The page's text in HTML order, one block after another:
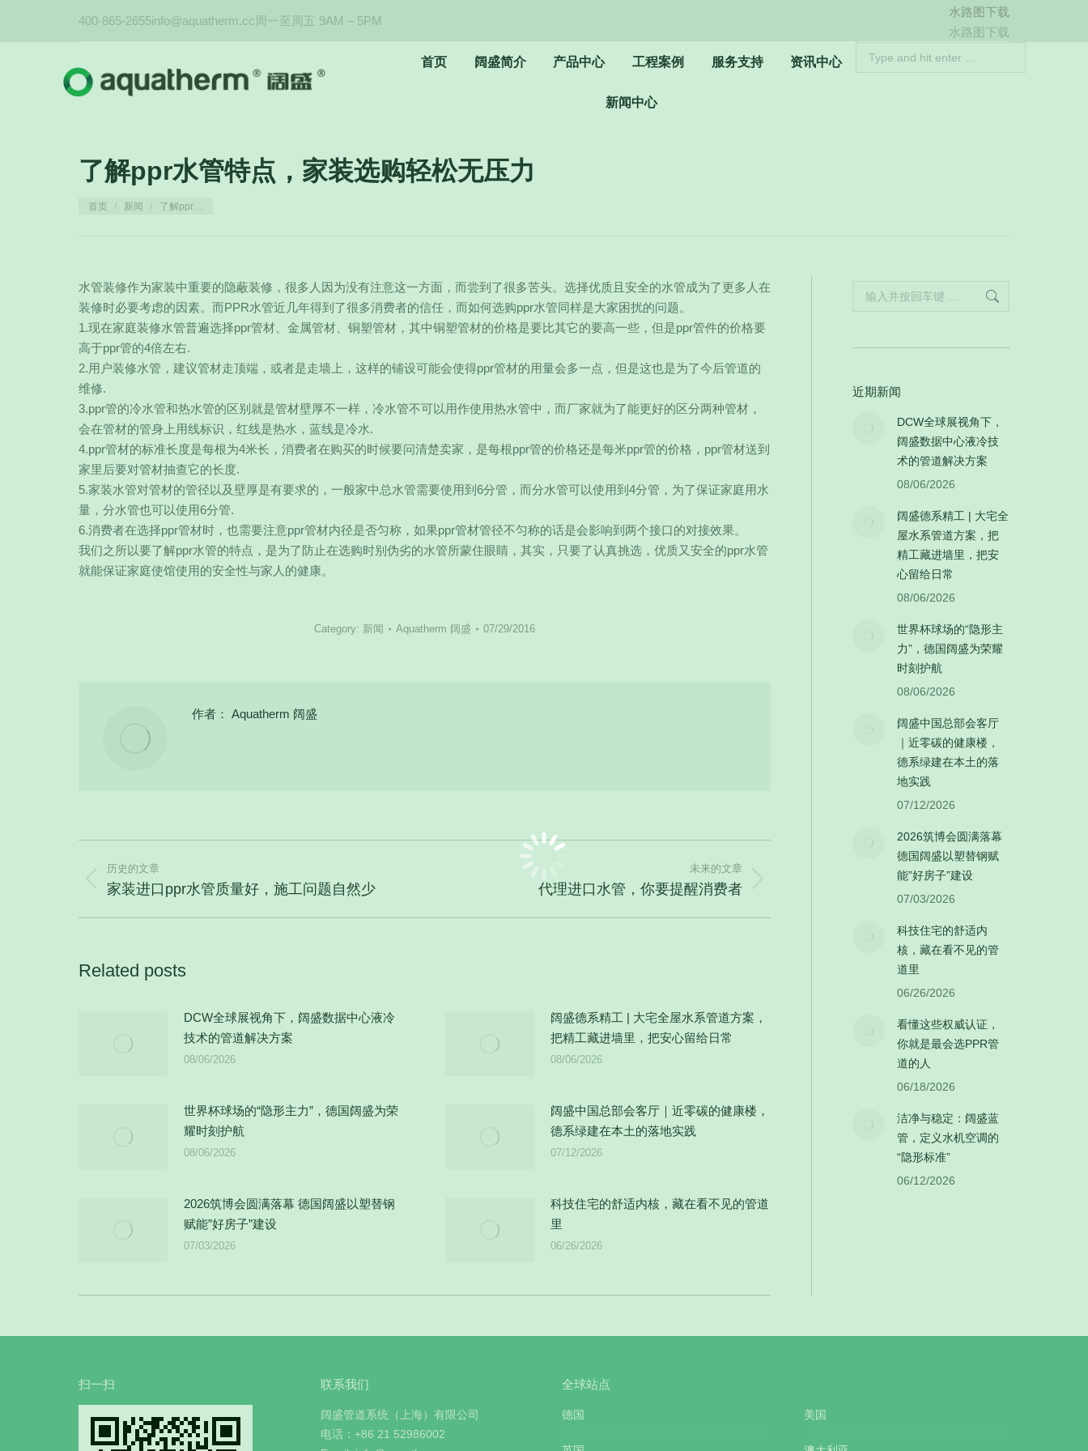
400-865-2655info@aquatherm.cc 周一至周五 9AM – 5PM
水路图下载
水路图下载
首页 阔盛简介 产品中心 工程案例 服务支持 资讯中心
新闻中心
Search:
了解ppr水管特点，家装选购轻松无压力
您在这里：
首页 新闻 了解ppr…
水管装修作为家装中重要的隐蔽装修，很多人因为没有注意这一方面，而尝到了很多苦头。选择优质且安全的水管成为了更多人在
装修时必要考虑的因素。而PPR水管近几年得到了很多消费者的信任，而如何选购ppr水管同样是大家困扰的问题。
1.现在家庭装修水管普遍选择ppr管材、金属管材、铜塑管材，其中铜塑管材的价格是要比其它的要高一些， 但是ppr管件的价格要
高于ppr管的4倍左右.
2.用户装修水管，建议管材走顶端，或者是走墙上，这样的铺设可能会使得ppr管材的用量会多一点，但是这也是为了今后管道的
维修.
3.ppr管的冷水管和热水管的区别就是管材壁厚不一样，冷水管不可以用作使用热水管中，而厂家就为了能更好的区分两种管材，
会在管材的管身上用线标识，红线是热水，蓝线是冷水.
4.ppr管材的标准长度是每根为4米长，消费者在购买的时候要问清楚卖家，是每根ppr管的价格还是每米ppr管的价格，ppr管材送到
家里后要对管材抽查它的长度.
5.家装水管对管材的管径以及壁厚是有要求的，一般家中总水管需要使用到6分管，而分水管可以使用到4分管，为了保证家庭用水
量，分水管也可以使用6分管.
6.消费者在选择ppr管材时，也需要注意ppr管材内径是否匀称，如果ppr管材管径不匀称的话是会影响到两个接口的对接效果。
我们之所以要了解ppr水管的特点，是为了防止在选购时别伪劣的水管所蒙住眼睛，其实，只要了认真挑选，优质又安全的ppr水管
就能保证家庭使馆使用的安全性与家人的健康。
Category: 新闻 Aquatherm 阔盛 07/29/2016
作者： Aquatherm 阔盛
航
历史的文章
历
章：
家装进口ppr水管质量好，施工问题自然少
未来的文章
代理进口水管，你要提醒消费者
Related posts
DCW全球展视角下，阔盛数据中心液冷
技术的管道解决方案
08/06/2026
阔盛德系精工 | 大宅全屋水系管道方案，
把精工藏进墙里，把安心留给日常
08/06/2026
世界杯球场的“隐形主力”，德国阔盛为荣
耀时刻护航
08/06/2026
阔盛中国总部会客厅｜近零碳的健康楼，
德系绿建在本土的落地实践
07/12/2026
2026筑博会圆满落幕 德国阔盛以塑替钢
赋能”好房子”建设
07/03/2026
科技住宅的舒适内核，藏在看不见的管道
里
06/26/2026
Search:
近期新闻
DCW全球展视角下，
阔盛数据中心液冷技
术的管道解决方案
08/06/2026
阔盛德系精工 | 大宅全
屋水系管道方案，把
精工藏进墙里，把安
心留给日常
08/06/2026
世界杯球场的“隐形主
力”，德国阔盛为荣耀
时刻护航
08/06/2026
阔盛中国总部会客厅
｜近零碳的健康楼，
德系绿建在本土的落
地实践
07/12/2026
2026筑博会圆满落幕
德国阔盛以塑替钢赋
能”好房子”建设
07/03/2026
科技住宅的舒适内
核，藏在看不见的管
道里
06/26/2026
看懂这些权威认证，
你就是最会选PPR管
道的人
06/18/2026
洁净与稳定：阔盛蓝
管，定义水机空调的
“隐形标准”
06/12/2026
扫一扫 联系我们
阔盛管道系统（上海）有限公司
电话：+86 21 52986002
全球站点
德国 美国